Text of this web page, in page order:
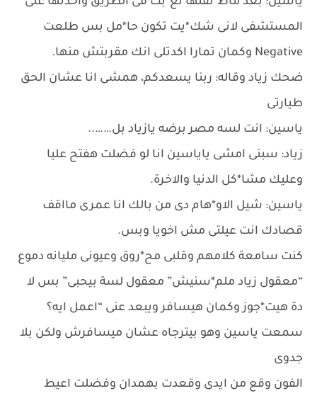
المستشفى لانى شك*يت تكون حا*مل بس طلعت
Negative وكمان تمارا اكدتلى انك مقربتش منها.
ضحك زياد وقاله: ربنا يسعدكم، همشى انا عشان الحق
طيارتى
ياسين: انت لسه مصر برضه يازياد بل……..
زياد: سبنى امشى ياياسين انا لو فضلت هفتح عليا
وعليك مشا*كل الدنيا والاخرة.
ياسين: شيل الاو*هام دى من بالك انا عمرى مااقف
قصادك انت عيلتى مش اخويا وبس.
كنت سامعة كلامهم وقلبى مح*روق وعيونى مليانه دموع
“معقول زياد ملم*سنيش” معقول لسة بيحبى” بس لا
دة هيت*جوز وكمان هيسافر ويبعد عنى “اعمل ايه؟
سمعت ياسين وهو بيترجاه عشان ميسافرش ولكن بلا
جدوى
الفون وقع من ايدى وقعدت بهمدان وفضلت اعيط